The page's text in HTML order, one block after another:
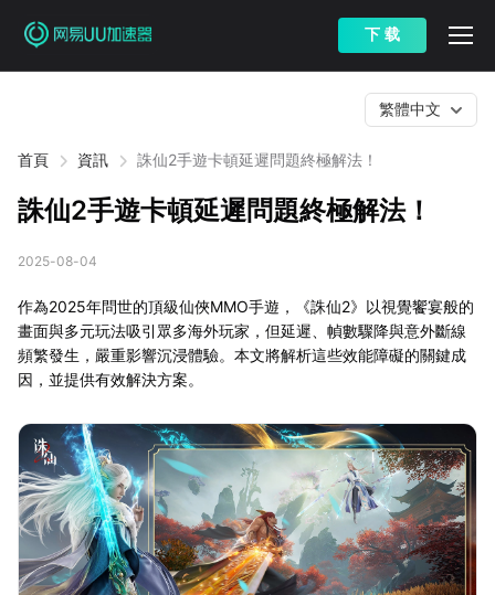
下 载
首頁 資訊 誅仙2手遊卡頓延遲問題終極解法！
繁體中文
誅仙2手遊卡頓延遲問題終極解法！
2025-08-04
作為2025年問世的頂級仙俠MMO手遊，《誅仙2》以視覺饗宴般的
畫面與多元玩法吸引眾多海外玩家，但延遲、幀數驟降與意外斷線
頻繁發生，嚴重影響沉浸體驗。本文將解析這些效能障礙的關鍵成
因，並提供有效解決方案。